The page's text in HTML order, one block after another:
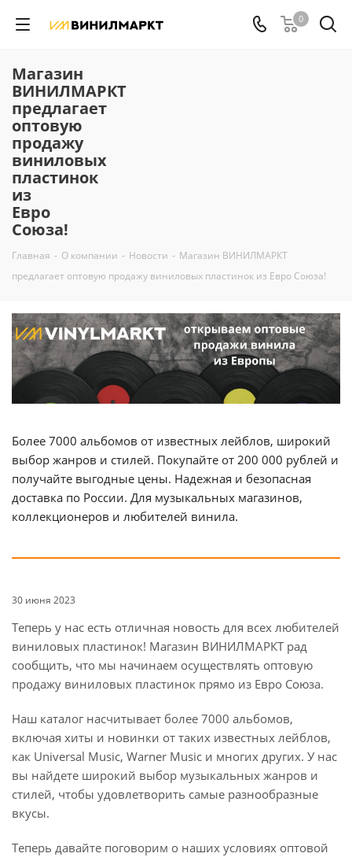
0
Магазин
ВИНИЛМАРКТ
предлагает
оптовую
продажу
виниловых
пластинок
из
Евро
Союза!
Главная - О компании - Новости - Магазин ВИНИЛМАРКТ
предлагает оптовую продажу виниловых пластинок из Евро Союза!
Более 7000 альбомов от известных лейблов, широкий
выбор жанров и стилей. Покупайте от 200 000 рублей и
получайте выгодные цены. Надежная и безопасная
доставка по России. Для музыкальных магазинов,
коллекционеров и любителей винила.
30 июня 2023
Теперь у нас есть отличная новость для всех любителей
виниловых пластинок! Магазин ВИНИЛМАРКТ рад
сообщить, что мы начинаем осуществлять оптовую
продажу виниловых пластинок прямо из Евро Союза.
Наш каталог насчитывает более 7000 альбомов,
включая хиты и новинки от таких известных лейблов,
как Universal Music, Warner Music и многих других. У нас
вы найдете широкий выбор музыкальных жанров и
стилей, чтобы удовлетворить самые разнообразные
вкусы.
Теперь давайте поговорим о наших условиях оптовой